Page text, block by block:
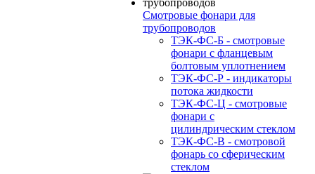
Смотровые фонари для
трубопроводов
ТЭК-ФС-Б - смотровые
фонари с фланцевым
болтовым уплотнением
ТЭК-ФС-Р - индикаторы
потока жидкости
ТЭК-ФС-Ц - смотровые
фонари с
цилиндрическим стеклом
ТЭК-ФС-В - смотровой
фонарь со сферическим
стеклом